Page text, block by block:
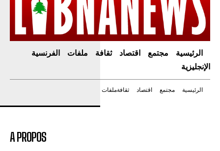
الرئيسية مجتمع اقتصاد ثقافة ملفات
الفرنسية
الإنجليزية
الرئيسية مجتمع اقتصاد ثقافةملفات
A PROPOS